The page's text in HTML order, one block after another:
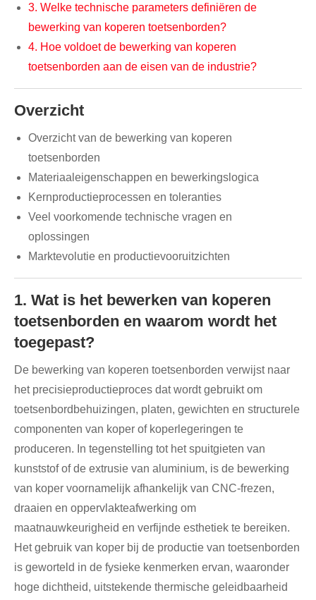
3. Welke technische parameters definiëren de
bewerking van koperen toetsenborden?
4. Hoe voldoet de bewerking van koperen
toetsenborden aan de eisen van de industrie?
Overzicht
Overzicht van de bewerking van koperen
toetsenborden
Materiaaleigenschappen en bewerkingslogica
Kernproductieprocessen en toleranties
Veel voorkomende technische vragen en
oplossingen
Marktevolutie en productievooruitzichten
1. Wat is het bewerken van koperen
toetsenborden en waarom wordt het
toegepast?
De bewerking van koperen toetsenborden verwijst naar
het precisieproductieproces dat wordt gebruikt om
toetsenbordbehuizingen, platen, gewichten en structurele
componenten van koper of koperlegeringen te
produceren. In tegenstelling tot het spuitgieten van
kunststof of de extrusie van aluminium, is de bewerking
van koper voornamelijk afhankelijk van CNC-frezen,
draaien en oppervlakteafwerking om
maatnauwkeurigheid en verfijnde esthetiek te bereiken.
Het gebruik van koper bij de productie van toetsenborden
is geworteld in de fysieke kenmerken ervan, waaronder
hoge dichtheid, uitstekende thermische geleidbaarheid